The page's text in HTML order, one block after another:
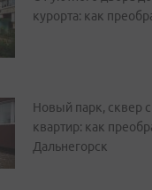
курорта: как
Новый парк, сквер
квартир: как
Дальнегорск